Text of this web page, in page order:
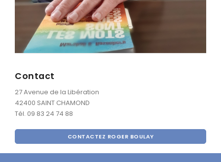
Contact
27 Avenue de la Libération
42400 SAINT CHAMOND
Tél. 09 83 24 74 88
CONTACTEZ ROGER BOULAY